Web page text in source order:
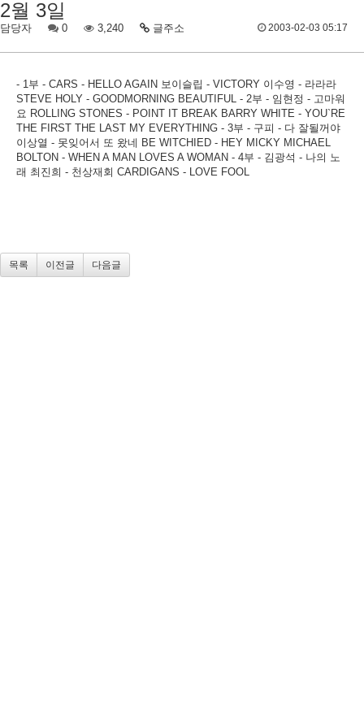
2월 3일
담당자 0 3,240 글주소 2003-02-03 05:17
- 1부 - CARS - HELLO AGAIN 보이슬립 - VICTORY 이수영 - 라라라
STEVE HOLY - GOODMORNING BEAUTIFUL - 2부 - 임현정 - 고마워
요 ROLLING STONES - POINT IT BREAK BARRY WHITE - YOU`RE
THE FIRST THE LAST MY EVERYTHING - 3부 - 구피 - 다 잘될꺼야
이상열 - 못잊어서 또 왔네 BE WITCHIED - HEY MICKY MICHAEL
BOLTON - WHEN A MAN LOVES A WOMAN - 4부 - 김광석 - 나의 노
래 최진희 - 천상재회 CARDIGANS - LOVE FOOL
목록 이전글 다음글